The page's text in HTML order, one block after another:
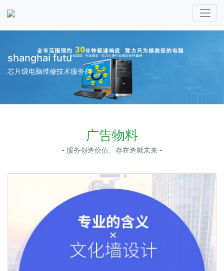
shanghai futu
芯片级电脑维修技术服务商
广告物料
- 服务创造价值、存在造就未来 -